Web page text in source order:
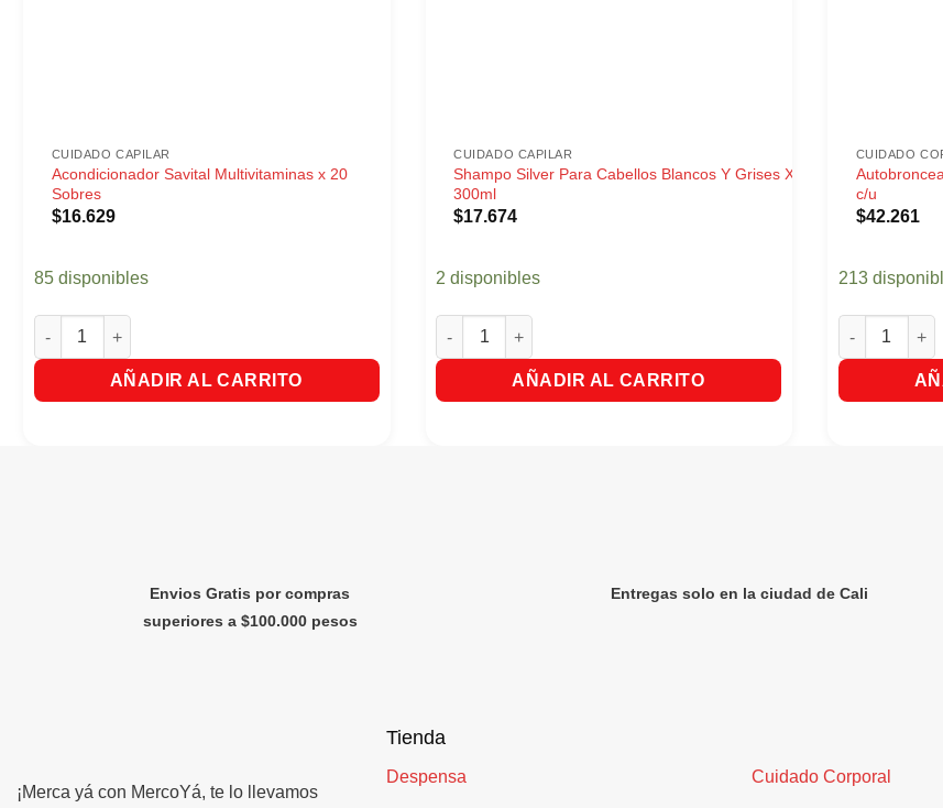
CUIDADO CAPILAR
Acondicionador Savital Multivitaminas x 20
Sobres
$16.629
85 disponibles
Acondicionador Savital Multivitaminas x 20 Sobres cantidad
AÑADIR AL CARRITO
CUIDADO CAPILAR
Shampo Silver Para Cabellos Blancos Y Grises X
300ml
$17.674
2 disponibles
Shampo Silver Para Cabellos Blancos Y Grises X 300ml cantidad
AÑADIR AL CARRITO
CUIDADO
c/u
$42.261
213
Envios Gratis por compras
superiores a $100.000 pesos
Entregas solo en la ciudad de Cali
¡Merca yá con MercoYá, te lo llevamos
Tienda
Despensa Cuidado Corporal